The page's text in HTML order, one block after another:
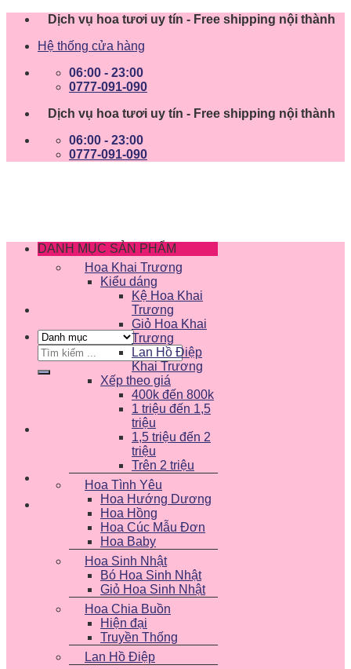
Skip
content
Dịch vụ hoa tươi uy tín - Free shipping nội thành
Hệ thống cửa hàng
06:00 - 23:00
0777-091-090
Dịch vụ hoa tươi uy tín - Free shipping nội thành
06:00 - 23:00
0777-091-090
Tìm
kiếm:
DANH MỤC SẢN PHẨM
Hoa Khai Trương
Kiểu dáng
Kệ Hoa Khai
Trương
Giỏ Hoa Khai
Trương
Lan Hồ Điệp
Khai Trương
Xếp theo giá
400k đến 800k
1 triệu đến 1,5
triệu
1,5 triệu đến 2
triệu
Trên 2 triệu
Hoa Tình Yêu
Hoa Hướng Dương
Hoa Hồng
Hoa Cúc Mẫu Đơn
Hoa Baby
Hoa Sinh Nhật
Bó Hoa Sinh Nhật
Giỏ Hoa Sinh Nhật
Hoa Chia Buồn
Hiện đại
Truyền Thống
Lan Hồ Điệp